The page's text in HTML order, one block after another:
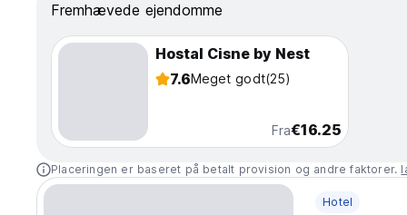
Fremhævede ejendomme
Hostal Cisne by Nest
7.6Meget godt(25)
Fra€16.25
Placeringen er baseret på betalt provision og andre faktorer.
Hotel